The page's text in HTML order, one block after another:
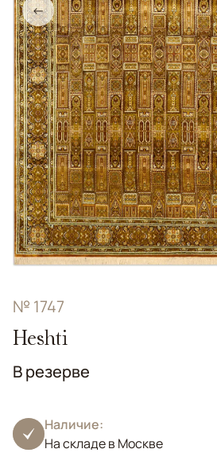
←
№ 1747
Heshti
В резерве
Наличие:
На складе в Москве